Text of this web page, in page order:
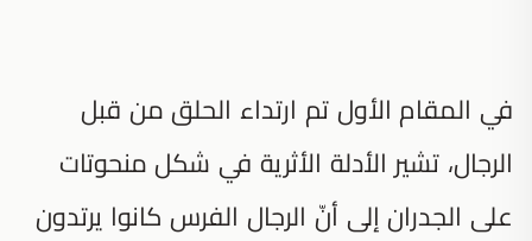
في المقام الأول تم ارتداء الحلق من قبل
الرجال، تشير الأدلة الأثرية في شكل منحوتات
على الجدران إلى أنّ الرجال الفرس كانوا يرتدون